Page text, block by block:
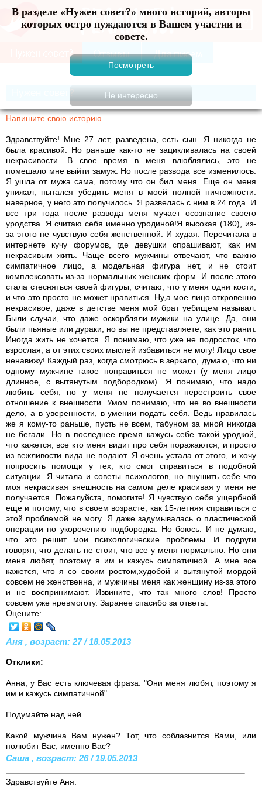
В разделе «Нужен совет?» много историй, авторы
которых остро нуждаются в Вашем участии и
совете.
Меню
Нужен совет?
Напишите свою историю
Здравствуйте! Мне 27 лет, разведена, есть сын. Я никогда не
была красивой. Но раньше как-то не зацикливалась на своей
некрасивости. В свое время в меня влюблялись, это не
помешало мне выйти замуж. Но после развода все изменилось.
Я ушла от мужа сама, потому что он бил меня. Еще он меня
унижал, пытался убедить меня в моей полной ничтожности.
наверное, у него это получилось. Я развелась с ним в 24 года. И
все три года после развода меня мучает осознание своего
уродства. Я считаю себя именно уродиной!Я высокая (180), из-
за этого не чувствую себя женственной. И худая. Перечитала в
интернете кучу форумов, где девушки спрашивают, как им
некрасивым жить. Чаще всего мужчины отвечают, что важно
симпатичное лицо, а модельная фигура нет, и не стоит
комплексовать из-за нормальных женских форм. И после этого
стала стесняться своей фигуры, считаю, что у меня одни кости,
и что это просто не может нравиться. Ну,а мое лицо откровенно
некрасивое, даже в детстве меня мой брат уебищем называл.
Были случаи, что даже оскорбляли мужики на улице. Да, они
были пьяные или дураки, но вы не представляете, как это ранит.
Иногда жить не хочется. Я понимаю, что уже не подросток, что
взрослая, а от этих своих мыслей избавиться не могу! Лицо свое
ненавижу! Каждый раз, когда смотрюсь в зеркало, думаю, что ни
одному мужчине такое понравиться не может (у меня лицо
длинное, с вытянутым подбородком). Я понимаю, что надо
любить себя, но у меня не получается перестроить свое
отношение к внешности. Умом понимаю, что не во внешности
дело, а в уверенности, в умении подать себя. Ведь нравилась
же я кому-то раньше, пусть не всем, табуном за мной никогда
не бегали. Но в последнее время кажусь себе такой уродкой,
что кажется, все кто меня видит про себя поражаются, и просто
из вежливости вида не подают. Я очень устала от этого, и хочу
попросить помощи у тех, кто смог справиться в подобной
ситуации. Я читала и советы психологов, но внушить себе что
моя некрасивая внешность на самом деле красивая у меня не
получается. Пожалуйста, помогите! Я чувствую себя ущербной
еще и потому, что в своем возрасте, как 15-летняя справиться с
этой проблемой не могу. Я даже задумывалась о пластической
операции по укорочению подбородка. Но боюсь. И не думаю,
что это решит мои психологические проблемы. И подруги
говорят, что делать не стоит, что все у меня нормально. Но они
меня любят, поэтому я им и кажусь симпатичной. А мне все
кажется, что я со своим ростом,худобой и вытянутой мордой
совсем не женственна, и мужчины меня как женщину из-за этого
и не воспринимают. Извините, что так много слов! Просто
совсем уже нревмоготу. Заранее спасибо за ответы.
Оцените:
Аня , возраст: 27 / 18.05.2013
Отклики:
Анна, у Вас есть ключевая фраза: "Они меня любят, поэтому я
им и кажусь симпатичной".
Подумайте над ней.
Какой мужчина Вам нужен? Тот, что соблазнится Вами, или
полюбит Вас, именно Вас?
Саша , возраст: 26 / 19.05.2013
Здравствуйте Аня.